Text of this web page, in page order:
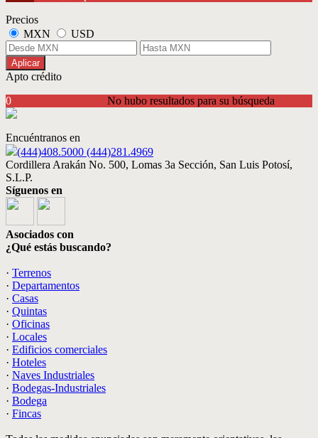
Precios
MXN
USD
Aplicar
Apto crédito
No hubo resultados para su búsqueda
0
Encuéntranos en
(444)408.5000 (444)281.4969
Cordillera Arakán No. 500, Lomas 3a Sección, San Luis Potosí,
S.L.P.
Síguenos en
Asociados con
¿Qué estás buscando?
· Terrenos
· Departamentos
· Casas
· Quintas
· Oficinas
· Locales
· Edificios comerciales
· Hoteles
· Naves Industriales
· Bodegas-Industriales
· Bodega
· Fincas